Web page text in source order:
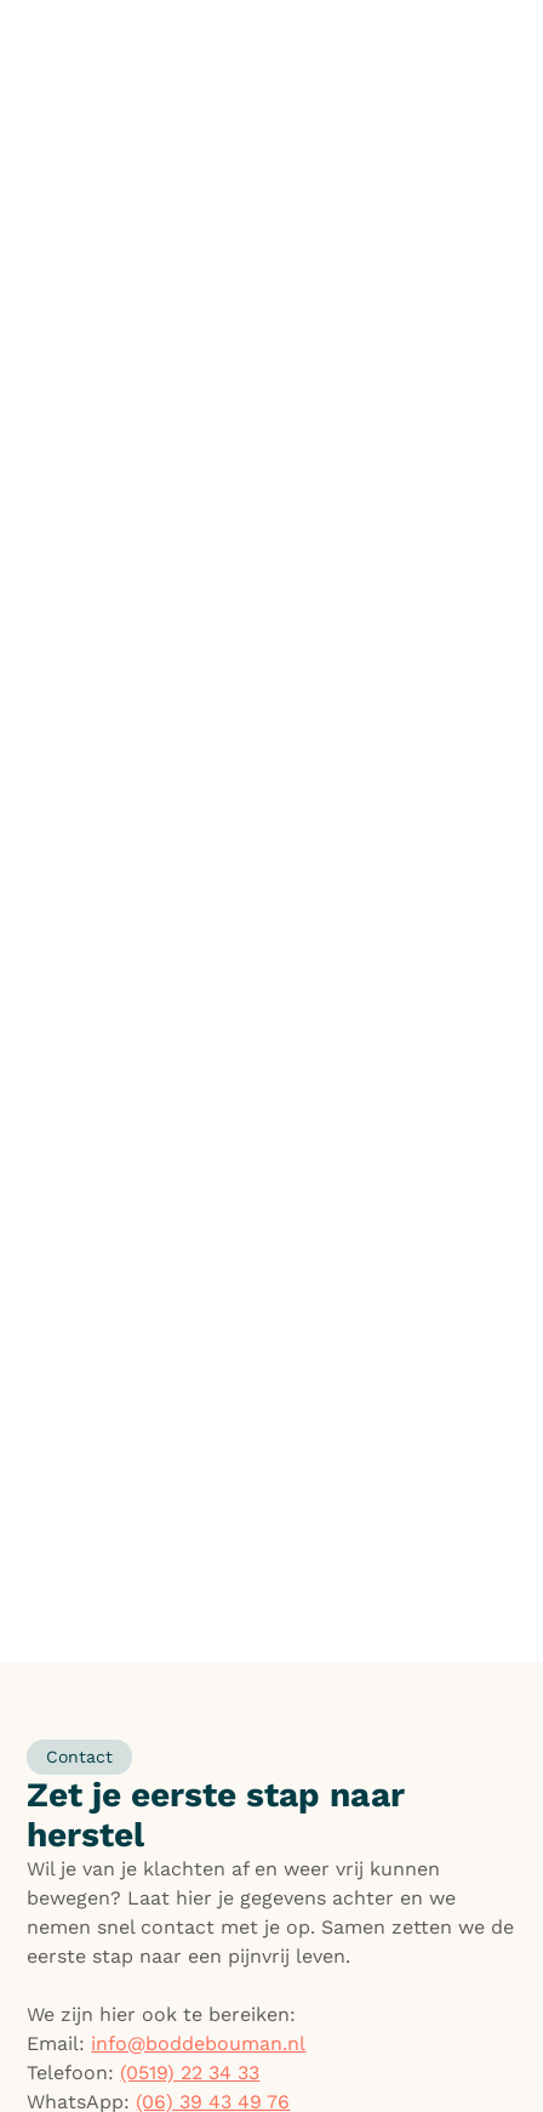
Contact
Zet je eerste stap naar
herstel
Wil je van je klachten af en weer vrij kunnen
bewegen? Laat hier je gegevens achter en we
nemen snel contact met je op. Samen zetten we de
eerste stap naar een pijnvrij leven.
We zijn hier ook te bereiken:
Email: info@boddebouman.nl
Telefoon: (0519) 22 34 33
WhatsApp: (06) 39 43 49 76